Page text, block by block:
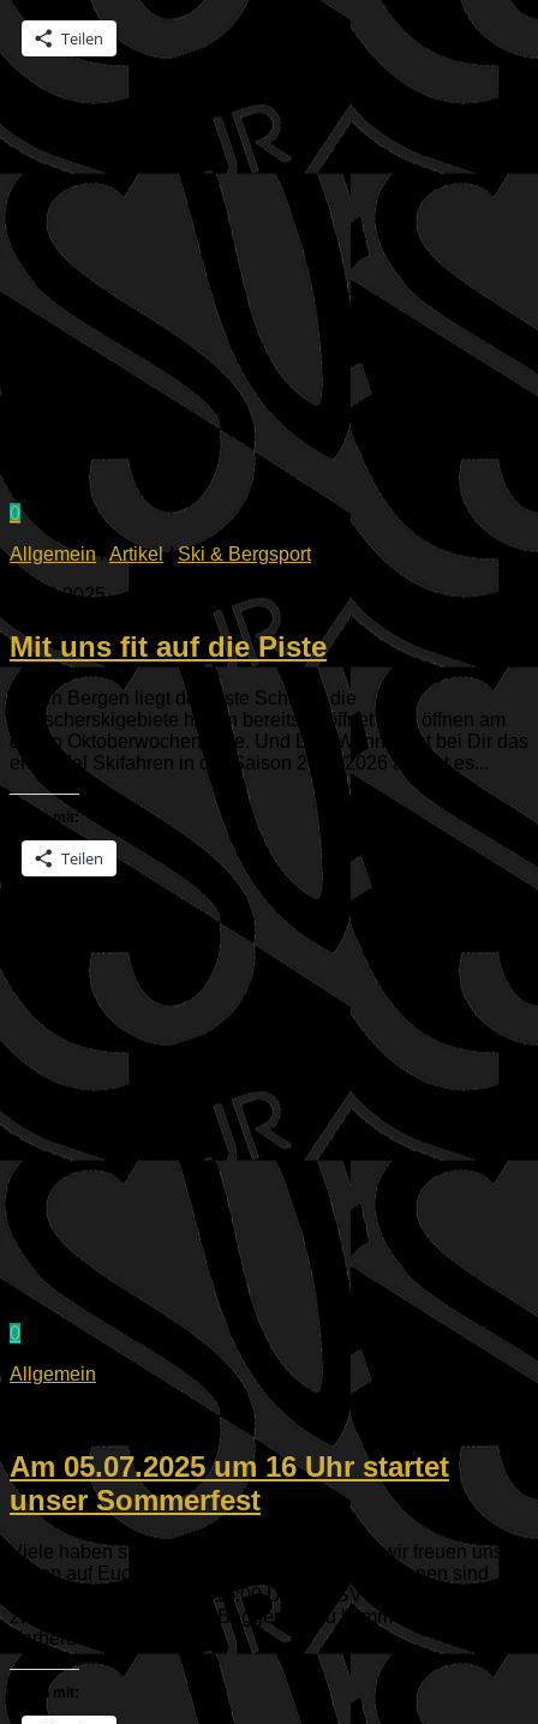
Teilen
0
Allgemein/Artikel/Ski & Bergsport
02.10.2025
Mit uns fit auf die Piste
In den Bergen liegt der erste Schnee, die
Gletscherskigebiete haben bereits geöffnet oder öffnen am
ersten Oktoberwochenende. Und Du? Wann steht bei Dir das
erste Mal Skifahren in der Saison 2025/2026 an? Ist es...
Teilen mit:
Teilen
0
Allgemein
Am 05.07.2025 um 16 Uhr startet
unser Sommerfest
Viele haben sich ja bereits angemeldet und wir freuen uns
schon auf Euch. Aber auch die Kurzentschlossenen sind
herzlich eingeladen, ab 16:00 Uhr in ESV Segelheim
zwischen Staustufe und Baggersee zu kommen: Die
Vorbereitungen...
Teilen mit: